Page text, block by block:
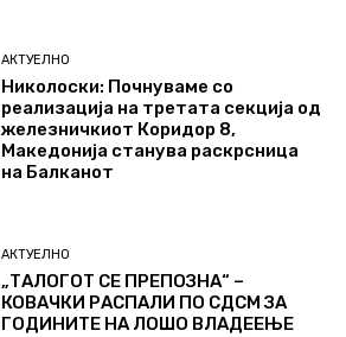
АКТУЕЛНО
Николоски: Почнуваме со
реализација на третата секција од
железничкиот Коридор 8,
Македонија станува раскрсница
на Балканот
АКТУЕЛНО
„ТАЛОГОТ СЕ ПРЕПОЗНА“ –
КОВАЧКИ РАСПАЛИ ПО СДСМ ЗА
ГОДИНИТЕ НА ЛОШО ВЛАДЕЕЊЕ